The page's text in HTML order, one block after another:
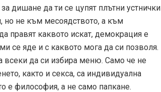
дишане да ти се цупят плътни устнички
но не към месоядството, а към
правят каквото искат, демокрация е
се яде и с каквото мога да си позволя.
всеки да си избира меню. Само че не
както и секса, са индивидуална
е философия, а не само папкане.